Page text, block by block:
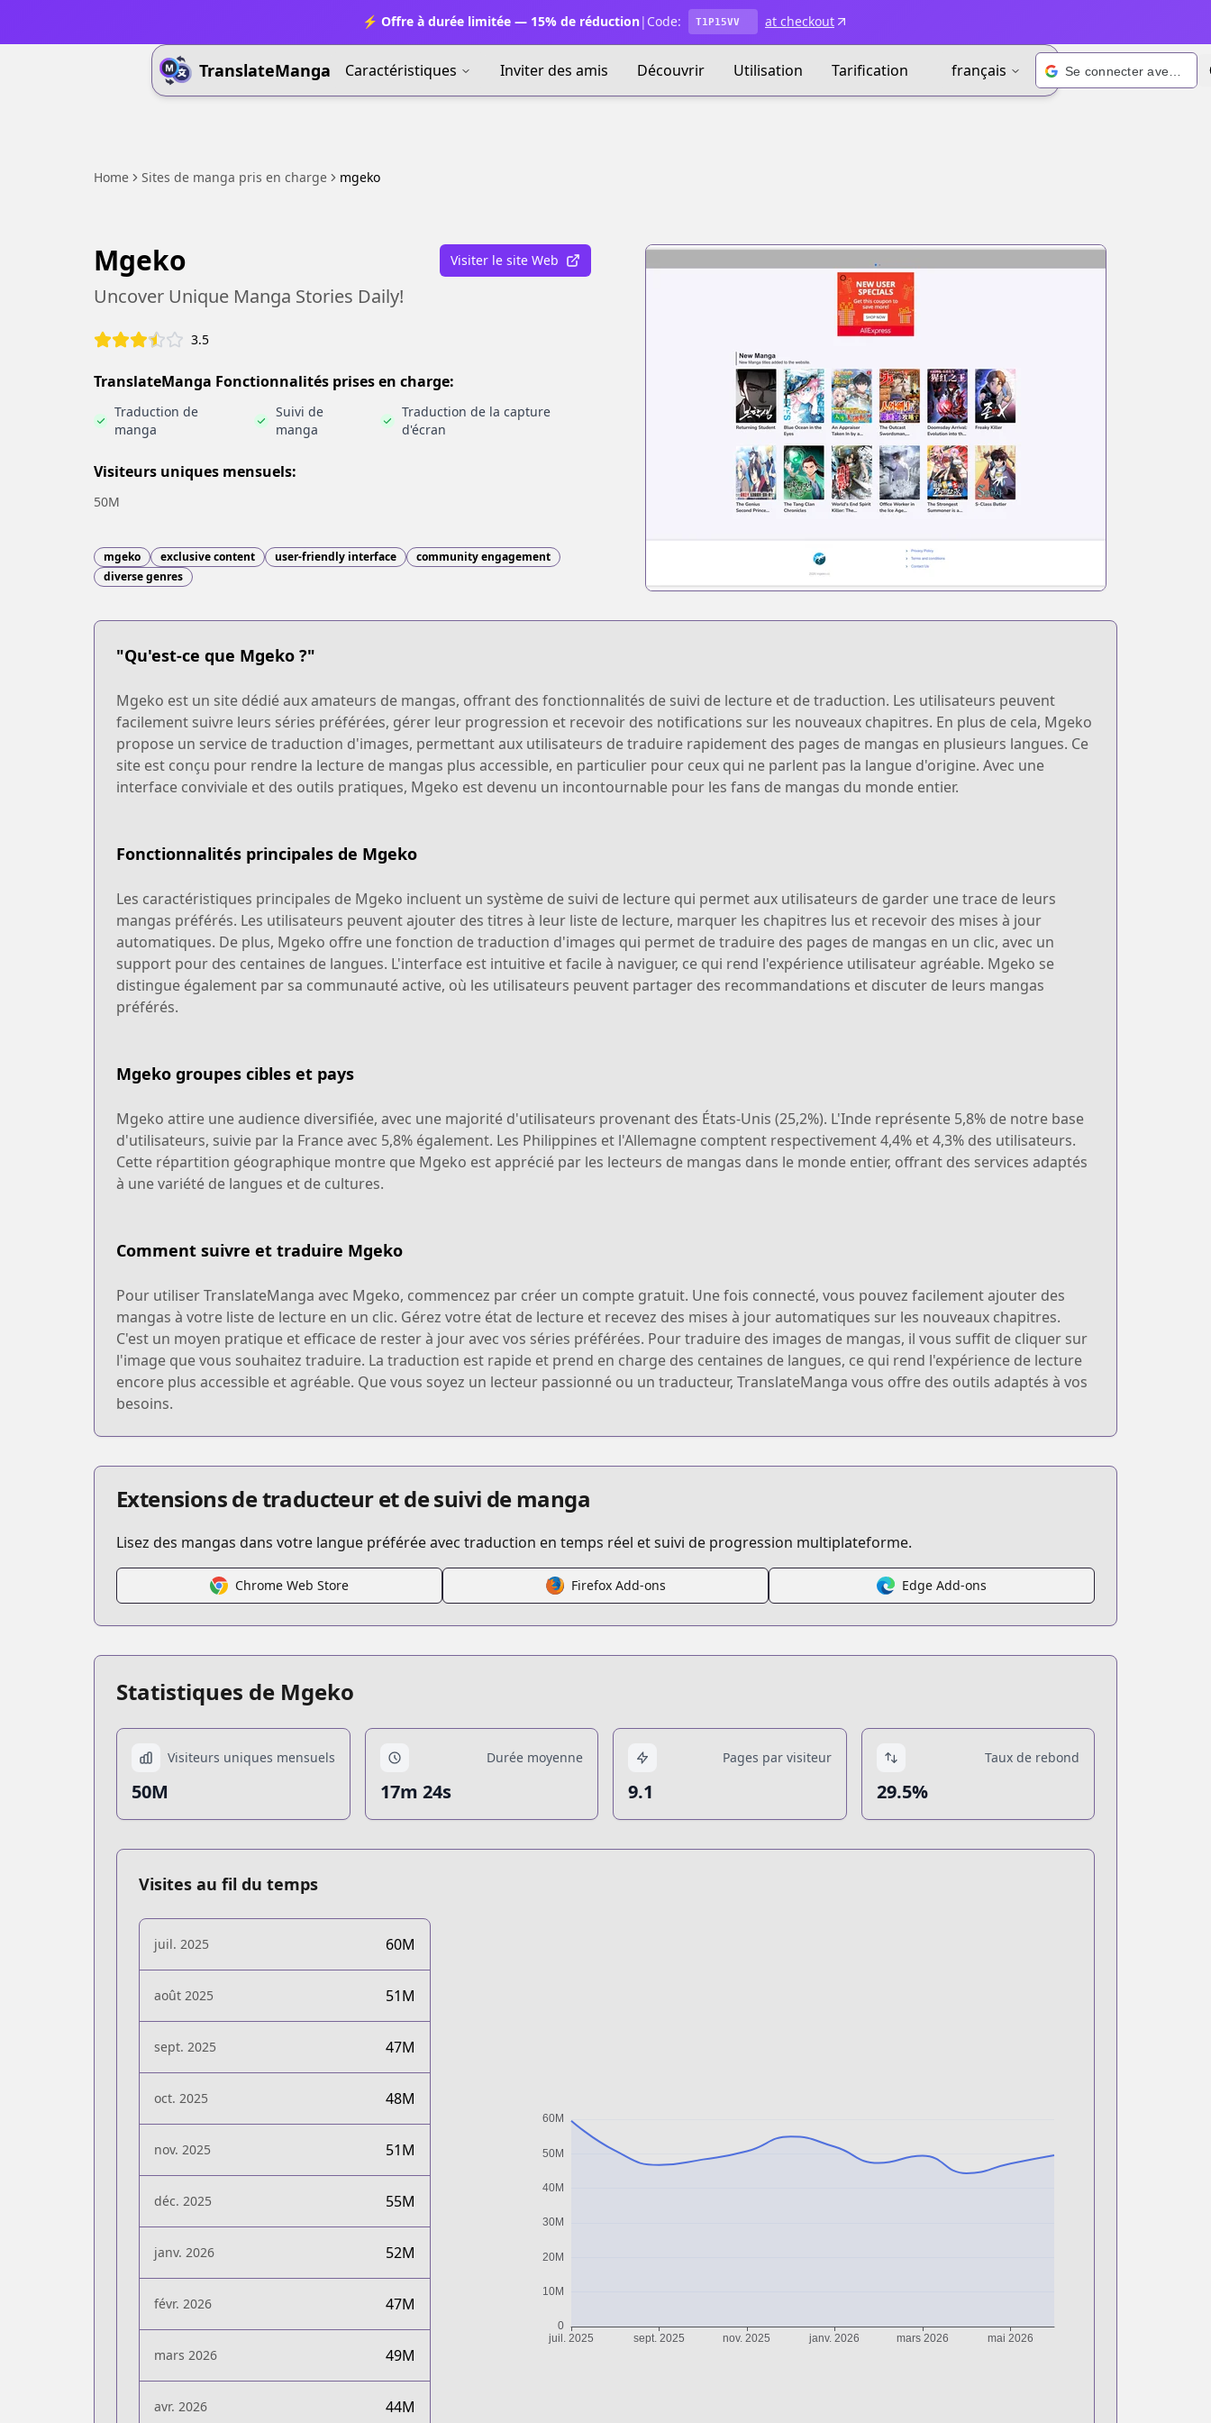
⚡ Offre à durée limitée — 15% de réduction| Code: T1P15VV at checkout
TranslateManga Caractéristiques Inviter des amis Découvrir Utilisation Tarification français
Home Sites de manga pris en charge mgeko
Mgeko Visiter le site Web
Uncover Unique Manga Stories Daily!
3.5
TranslateManga Fonctionnalités prises en charge:
Traduction de
manga
Suivi de
manga
Traduction de la capture
d'écran
Visiteurs uniques mensuels:
50M
mgeko exclusive content user-friendly interface
community engagement
diverse genres
"Qu'est-ce que Mgeko ?"
Mgeko est un site dédié aux amateurs de mangas, offrant des fonctionnalités de suivi de lecture et de traduction. Les utilisateurs peuvent
facilement suivre leurs séries préférées, gérer leur progression et recevoir des notifications sur les nouveaux chapitres. En plus de cela, Mgeko
propose un service de traduction d'images, permettant aux utilisateurs de traduire rapidement des pages de mangas en plusieurs langues. Ce
site est conçu pour rendre la lecture de mangas plus accessible, en particulier pour ceux qui ne parlent pas la langue d'origine. Avec une
interface conviviale et des outils pratiques, Mgeko est devenu un incontournable pour les fans de mangas du monde entier.
Fonctionnalités principales de Mgeko
Les caractéristiques principales de Mgeko incluent un système de suivi de lecture qui permet aux utilisateurs de garder une trace de leurs
mangas préférés. Les utilisateurs peuvent ajouter des titres à leur liste de lecture, marquer les chapitres lus et recevoir des mises à jour
automatiques. De plus, Mgeko offre une fonction de traduction d'images qui permet de traduire des pages de mangas en un clic, avec un
support pour des centaines de langues. L'interface est intuitive et facile à naviguer, ce qui rend l'expérience utilisateur agréable. Mgeko se
distingue également par sa communauté active, où les utilisateurs peuvent partager des recommandations et discuter de leurs mangas
préférés.
Mgeko groupes cibles et pays
Mgeko attire une audience diversifiée, avec une majorité d'utilisateurs provenant des États-Unis (25,2%). L'Inde représente 5,8% de notre base
d'utilisateurs, suivie par la France avec 5,8% également. Les Philippines et l'Allemagne comptent respectivement 4,4% et 4,3% des utilisateurs.
Cette répartition géographique montre que Mgeko est apprécié par les lecteurs de mangas dans le monde entier, offrant des services adaptés
à une variété de langues et de cultures.
Comment suivre et traduire Mgeko
Pour utiliser TranslateManga avec Mgeko, commencez par créer un compte gratuit. Une fois connecté, vous pouvez facilement ajouter des
mangas à votre liste de lecture en un clic. Gérez votre état de lecture et recevez des mises à jour automatiques sur les nouveaux chapitres.
C'est un moyen pratique et efficace de rester à jour avec vos séries préférées. Pour traduire des images de mangas, il vous suffit de cliquer sur
l'image que vous souhaitez traduire. La traduction est rapide et prend en charge des centaines de langues, ce qui rend l'expérience de lecture
encore plus accessible et agréable. Que vous soyez un lecteur passionné ou un traducteur, TranslateManga vous offre des outils adaptés à vos
besoins.
Extensions de traducteur et de suivi de manga
Lisez des mangas dans votre langue préférée avec traduction en temps réel et suivi de progression multiplateforme.
Chrome Web Store Firefox Add-ons Edge Add-ons
Statistiques de Mgeko
Visiteurs uniques mensuels
50M
Durée moyenne
17m 24s
Pages par visiteur
9.1
Taux de rebond
29.5%
Visites au fil du temps
juil. 2025 60M
août 2025 51M
sept. 2025 47M
oct. 2025 48M
nov. 2025 51M
déc. 2025 55M
janv. 2026 52M
févr. 2026 47M
mars 2026 49M
avr. 2026 44M